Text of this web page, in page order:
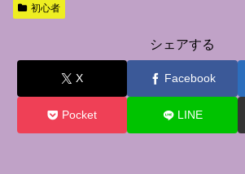
初心者
シェアする
X Facebook
Pocket LINE